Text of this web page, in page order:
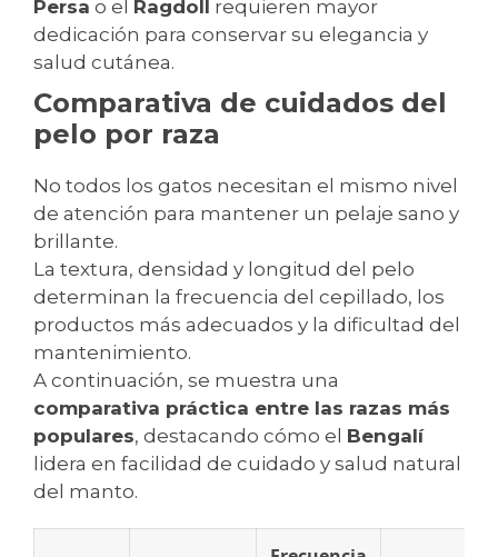
Persa o el Ragdoll requieren mayor
dedicación para conservar su elegancia y
salud cutánea.
Comparativa de cuidados del
pelo por raza
No todos los gatos necesitan el mismo nivel
de atención para mantener un pelaje sano y
brillante.
La textura, densidad y longitud del pelo
determinan la frecuencia del cepillado, los
productos más adecuados y la dificultad del
mantenimiento.
A continuación, se muestra una
comparativa práctica entre las razas más
populares, destacando cómo el Bengalí
lidera en facilidad de cuidado y salud natural
del manto.